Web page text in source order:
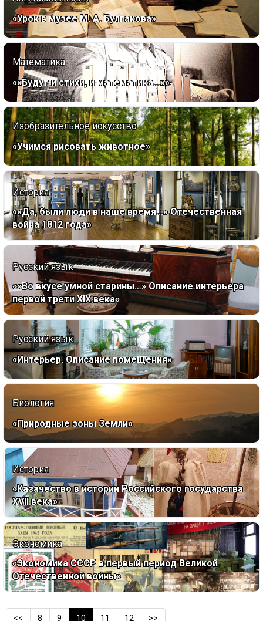
«Урок в музее М. А. Булгакова»
Математика
««Будут и стихи, и математика...»»
Изобразительное искусство
«Учимся рисовать животное»
История
««Да, были люди в наше время...» Отечественная
война 1812 года»
Русский язык
««Во вкусе умной старины…» Описание интерьера
первой трети XIX века»
Русский язык
«Интерьер. Описание помещения»
Биология
«Природные зоны Земли»
История
«Казачество в истории Российского государства
ХVII века»
Экономика
«Экономика СССР в первый период Великой
Отечественной войны»
<< 8 9 10 11 12 >>